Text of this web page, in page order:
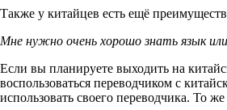
Также у китайцев есть ещё
Мне нужно очень хорошо знать язык
Если вы планируете выходить на
воспользоваться переводчиком с
использовать своего переводчика. То